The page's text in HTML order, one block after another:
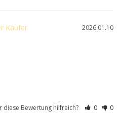
2026.01.10
diese Bewertung hilfreich? 0 0